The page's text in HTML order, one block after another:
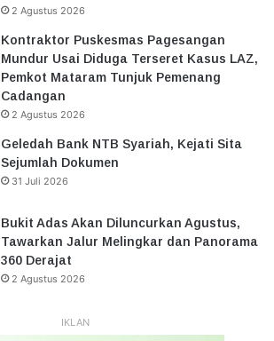
2 Agustus 2026
Kontraktor Puskesmas Pagesangan
Mundur Usai Diduga Terseret Kasus LAZ,
Pemkot Mataram Tunjuk Pemenang
Cadangan
2 Agustus 2026
Geledah Bank NTB Syariah, Kejati Sita
Sejumlah Dokumen
31 Juli 2026
Bukit Adas Akan Diluncurkan Agustus,
Tawarkan Jalur Melingkar dan Panorama
360 Derajat
2 Agustus 2026
IKLAN